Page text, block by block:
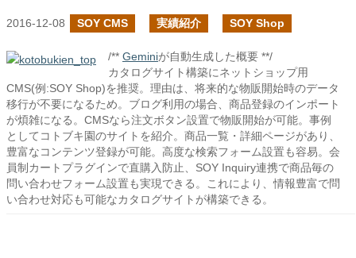
2016-12-08 SOY CMS 実績紹介 SOY Shop
/** Geminiが自動生成した概要 **/
カタログサイト構築にネットショップ用
CMS(例:SOY Shop)を推奨。理由は、将来的な物販開始時のデータ
移行が不要になるため。ブログ利用の場合、商品登録のインポート
が煩雑になる。CMSなら注文ボタン設置で物販開始が可能。事例
としてコトブキ園のサイトを紹介。商品一覧・詳細ページがあり、
豊富なコンテンツ登録が可能。高度な検索フォーム設置も容易。会
員制カートプラグインで直購入防止、SOY Inquiry連携で商品毎の
問い合わせフォーム設置も実現できる。これにより、情報豊富で問
い合わせ対応も可能なカタログサイトが構築できる。